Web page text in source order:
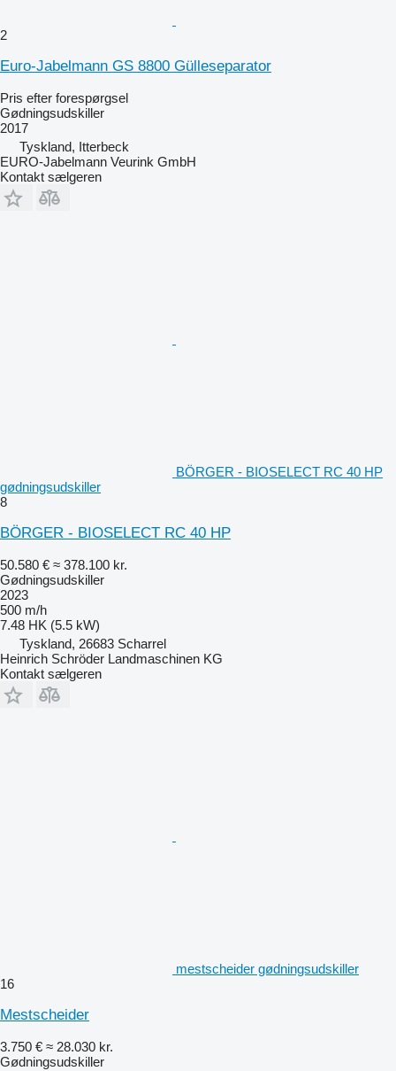
2
Euro-Jabelmann GS 8800 Gülleseparator
Pris efter forespørgsel
Gødningsudskiller
2017
Tyskland, Itterbeck
EURO-Jabelmann Veurink GmbH
Kontakt sælgeren
BÖRGER - BIOSELECT RC 40 HP
gødningsudskiller
8
BÖRGER - BIOSELECT RC 40 HP
50.580 € ≈ 378.100 kr.
Gødningsudskiller
2023
500 m/h
7.48 HK (5.5 kW)
Tyskland, 26683 Scharrel
Heinrich Schröder Landmaschinen KG
Kontakt sælgeren
mestscheider gødningsudskiller
16
Mestscheider
3.750 € ≈ 28.030 kr.
Gødningsudskiller